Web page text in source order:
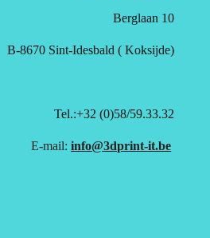
Berglaan 10
B-8670 Sint-Idesbald ( Koksijde)
Tel.:+32 (0)58/59.33.32
E-mail:info@3dprint-it.be